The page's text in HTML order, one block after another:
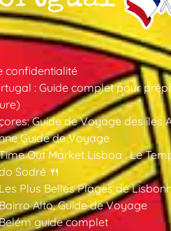
confidentialité
: Guide complet pour
Guide de Voyage des îles
Guide de Voyage
Out Market Lisboa : Le
Sodré 🍴
Les Plus Belles Plages de
Bairro Alto, Guide de Voyage
guide complet